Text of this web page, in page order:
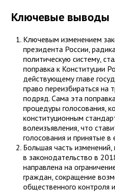
Ключевые выводы
Ключевым изменением
президента России,
политическую систему,
поправка к Конституции
действующему главе
право переизбираться на
подряд. Сама эта
процедуры голосования,
конституционным
волеизъявления, что
голосования и принятые в
Большая часть изменений,
в законодательство в
направлена на
граждан, сокращение
общественного контроля